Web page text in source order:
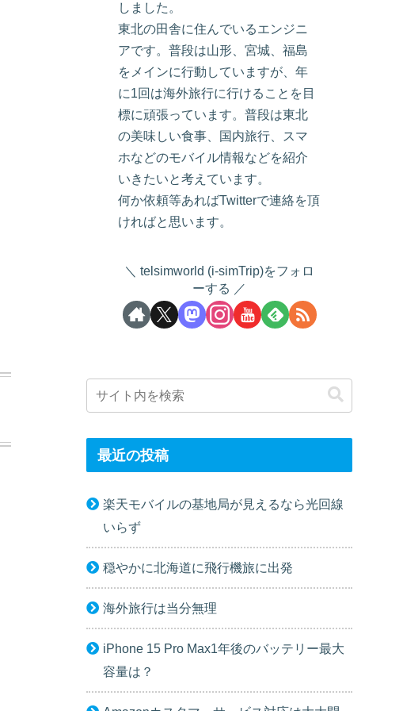
しました。
東北の田舎に住んでいるエンジニ
アです。普段は山形、宮城、福島
をメインに行動していますが、年
に1回は海外旅行に行けることを目
標に頑張っています。普段は東北
の美味しい食事、国内旅行、スマ
ホなどのモバイル情報などを紹介
いきたいと考えています。
何か依頼等あればTwitterで連絡を頂
ければと思います。
telsimworld (i-simTrip)をフォロ
ーする
最近の投稿
楽天モバイルの基地局が見えるなら光回線
いらず
穏やかに北海道に飛行機旅に出発
海外旅行は当分無理
iPhone 15 Pro Max1年後のバッテリー最大
容量は？